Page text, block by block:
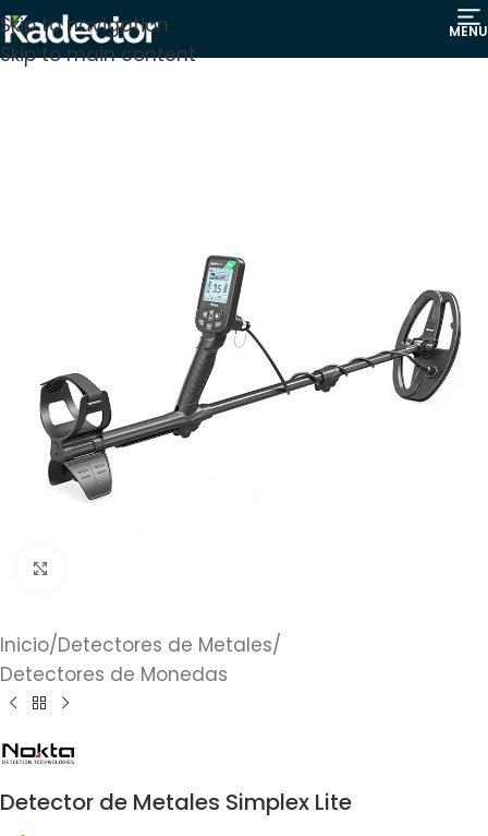
Skip to navigation
Skip to main content
MENU
Inicio/Detectores de Metales/
Detectores de Monedas
Detector de Metales Simplex Lite